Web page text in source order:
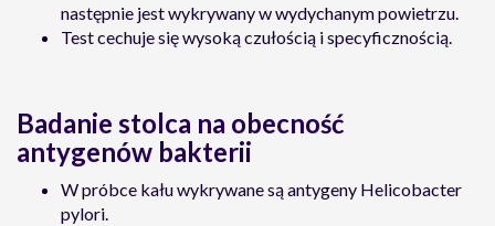
następnie jest wykrywany w wydychanym powietrzu.
Test cechuje się wysoką czułością i specyficznością.
Badanie stolca na obecność
antygenów bakterii
W próbce kału wykrywane są antygeny Helicobacter
pylori.